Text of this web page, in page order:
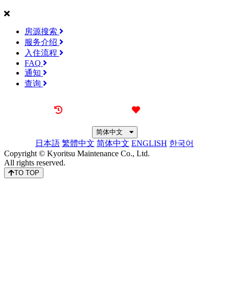
房源搜索
服务介绍
入住流程
FAQ
通知
查询
简体中文
日本語 繁體中文 简体中文 ENGLISH 한국어
Copyright © Kyoritsu Maintenance Co., Ltd.
All rights reserved.
TO TOP